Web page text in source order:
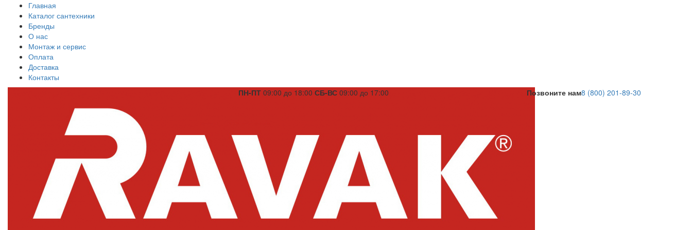
Главная
Каталог сантехники
Бренды
О нас
Монтаж и сервис
Оплата
Доставка
Контакты
ПН-ПТ 09:00 до 18:00 СБ-ВС 09:00 до 17:00 Позвоните нам8 (800) 201-89-30